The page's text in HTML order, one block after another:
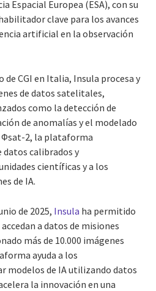
Espacial Europea (ESA), con su
clave para los avances
artificial en la observación
de CGI en Italia, Insula procesa y
de datos satelitales,
como la detección de
de anomalías y el modelado
Φsat-2, la plataforma
calibrados y
científicas y a los
de IA.
de 2025, Insula ha permitido
a datos de misiones
más de 10.000 imágenes
ayuda a los
modelos de IA utilizando datos
la innovación en una